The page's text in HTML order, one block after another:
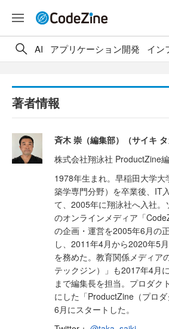
AI アプリケーション開発 イン
著者情報
斉木 崇（編集部）（サイキ タ
株式会社翔泳社 ProductZine編
1978年生まれ。早稲田大学大
築学専門分野）を卒業後、IT
て、2005年に翔泳社へ入社。
のオンラインメディア「
の企画・運営を2005年6月の
し、2011年4月から2020年5
を務めた。教育関係メディア
テックジン）」も2017年4月
まで編集長を担当。プロダク
にした「ProductZine（プロ
6月にスタートした。